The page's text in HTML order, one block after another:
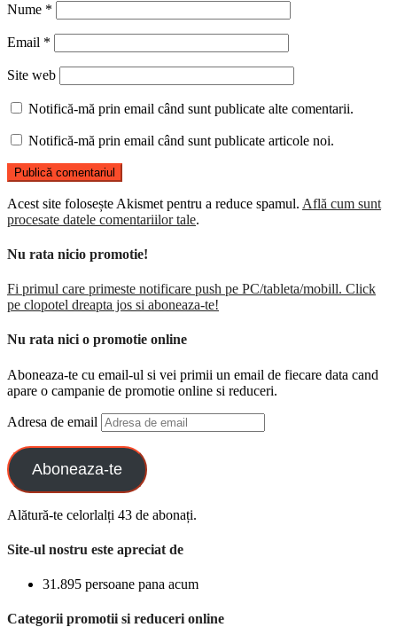
Nume *
Email *
Site web
Notifică-mă prin email când sunt publicate alte comentarii.
Notifică-mă prin email când sunt publicate articole noi.
Acest site folosește Akismet pentru a reduce spamul. Află cum sunt
procesate datele comentariilor tale.
Nu rata nicio promotie!
Fi primul care primeste notificare push pe PC/tableta/mobill. Click
pe clopotel dreapta jos si aboneaza-te!
Nu rata nici o promotie online
Aboneaza-te cu email-ul si vei primii un email de fiecare data cand
apare o campanie de promotie online si reduceri.
Adresa de email
Aboneaza-te
Alătură-te celorlalți 43 de abonați.
Site-ul nostru este apreciat de
31.895 persoane pana acum
Categorii promotii si reduceri online